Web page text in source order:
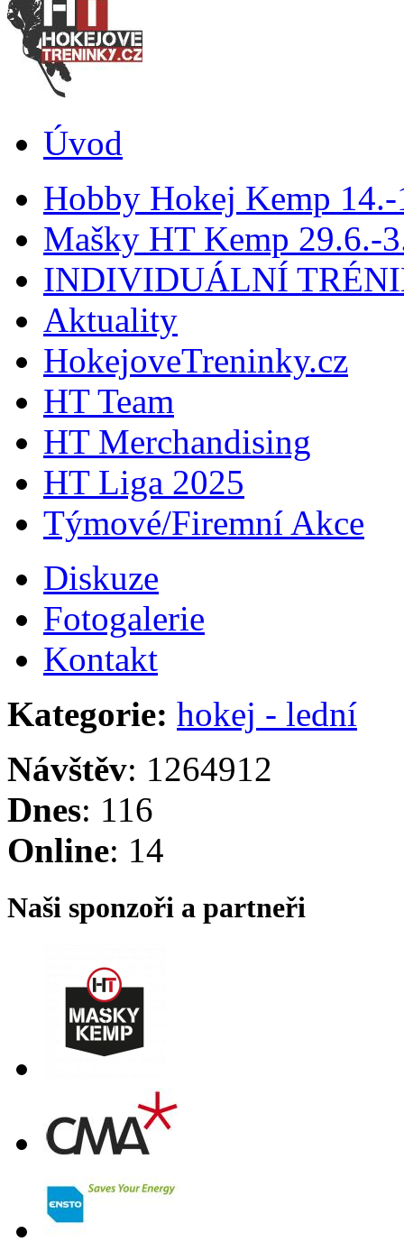
Úvod
Hobby Hokej Kemp
Mašky HT Kemp 29.6.-
INDIVIDUÁLNÍ
Aktuality
HokejoveTreninky.cz
HT Team
HT Merchandising
HT Liga 2025
Týmové/Firemní Akce
Diskuze
Fotogalerie
Kontakt
Kategorie: hokej - lední
Návštěv: 1264912
Dnes: 116
Online: 14
Naši sponzoři a partneři